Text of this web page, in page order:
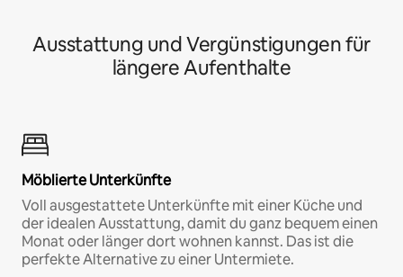
Ausstattung und Vergünstigungen für
längere Aufenthalte
Möblierte Unterkünfte
Voll ausgestattete Unterkünfte mit einer Küche und
der idealen Ausstattung, damit du ganz bequem einen
Monat oder länger dort wohnen kannst. Das ist die
perfekte Alternative zu einer Untermiete.